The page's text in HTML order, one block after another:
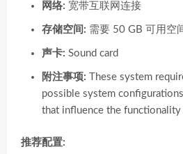
网络: 宽带互联网连接
存储空间: 需要 50 GB 可用空间
声卡: Sound card
附注事项: These system
possible system
that influence the functionality
推荐配置: